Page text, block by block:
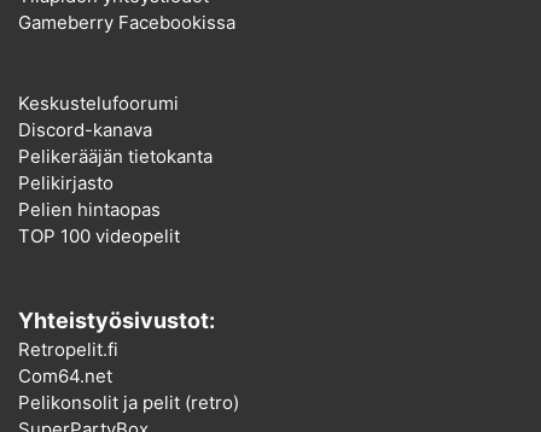
Gameberry Facebookissa
Keskustelufoorumi
Discord-kanava
Pelikerääjän tietokanta
Pelikirjasto
Pelien hintaopas
TOP 100 videopelit
Yhteistyösivustot:
Retropelit.fi
Com64.net
Pelikonsolit ja pelit (retro)